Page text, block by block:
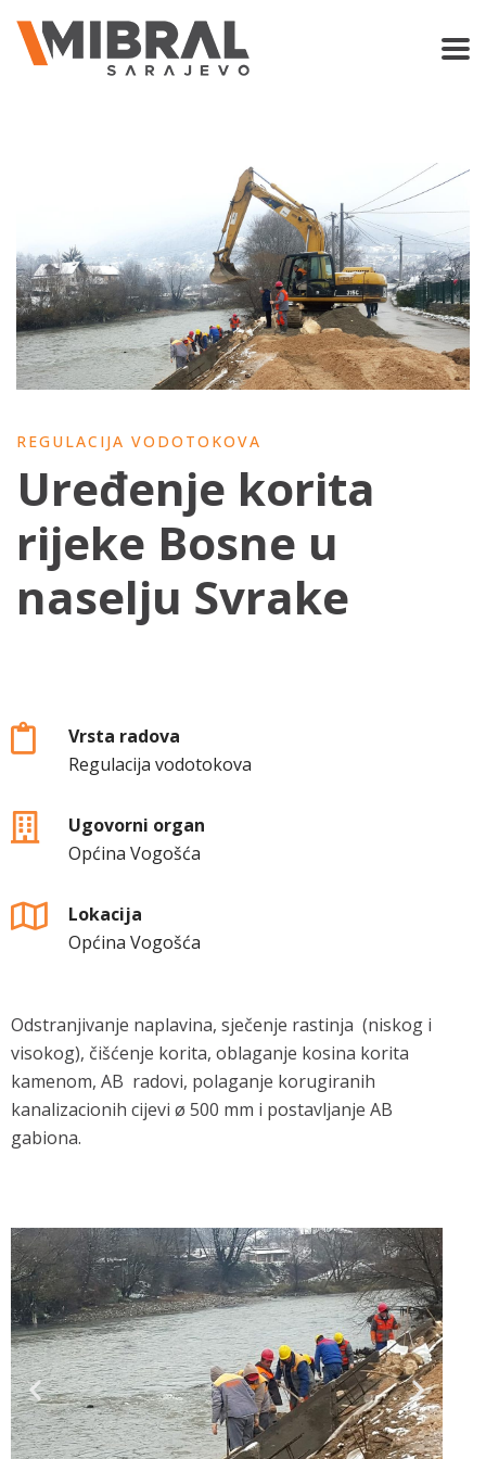
REGULACIJA VODOTOKOVA
Uređenje korita
rijeke Bosne u
naselju Svrake
Vrsta radova
Regulacija vodotokova
Ugovorni organ
Općina Vogošća
Lokacija
Općina Vogošća
Odstranjivanje naplavina, sječenje rastinja (niskog i
visokog), čišćenje korita, oblaganje kosina korita
kamenom, AB radovi, polaganje korugiranih
kanalizacionih cijevi ø 500 mm i postavljanje AB
gabiona.